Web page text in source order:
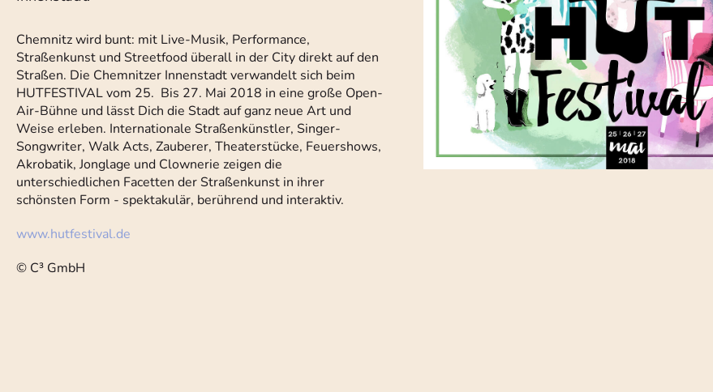
Chemnitz wird bunt: mit Live-Musik, Performance,
Straßenkunst und Streetfood überall in der City direkt auf den
Straßen. Die Chemnitzer Innenstadt verwandelt sich beim
HUTFESTIVAL vom 25. Bis 27. Mai 2018 in eine große Open-
Air-Bühne und lässt Dich die Stadt auf ganz neue Art und
Weise erleben. Internationale Straßenkünstler, Singer-
Songwriter, Walk Acts, Zauberer, Theaterstücke, Feuershows,
Akrobatik, Jonglage und Clownerie zeigen die
unterschiedlichen Facetten der Straßenkunst in ihrer
schönsten Form - spektakulär, berührend und interaktiv.
www.hutfestival.de
© C³ GmbH